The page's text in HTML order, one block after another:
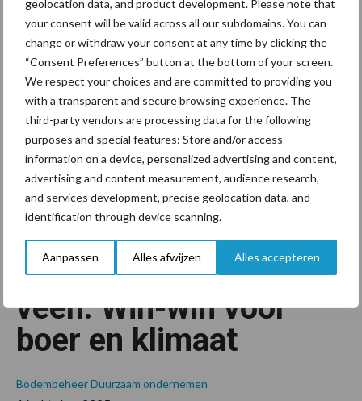
geolocation data, and product development. Please note that
your consent will be valid across all our subdomains. You can
change or withdraw your consent at any time by clicking the
“Consent Preferences” button at the bottom of your screen.
We respect your choices and are committed to providing you
with a transparent and secure browsing experience. The
third-party vendors are processing data for the following
purposes and special features: Store and/or access
information on a device, personalized advertising and content,
advertising and content measurement, audience research,
and services development, precise geolocation data, and
identification through device scanning.
Aanpassen Alles afwijzen Alles accepteren
hoe verschillende mestsoorten de bodem en grasproductie
zich op mestvarianten die verschillen in …
[Lees meer...]
tussen
mestsoorten
onderzocht
Over
lage
n en
profi
elker
en in
veen: Win-win voor
boer en klimaat
BodembeheerDuurzaam ondernemen